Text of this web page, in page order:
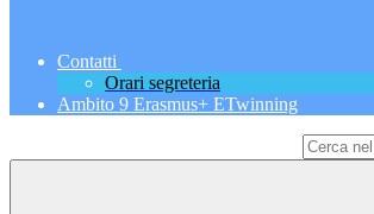
Contatti
Orari segreteria
Ambito 9 Erasmus+ ETwinning